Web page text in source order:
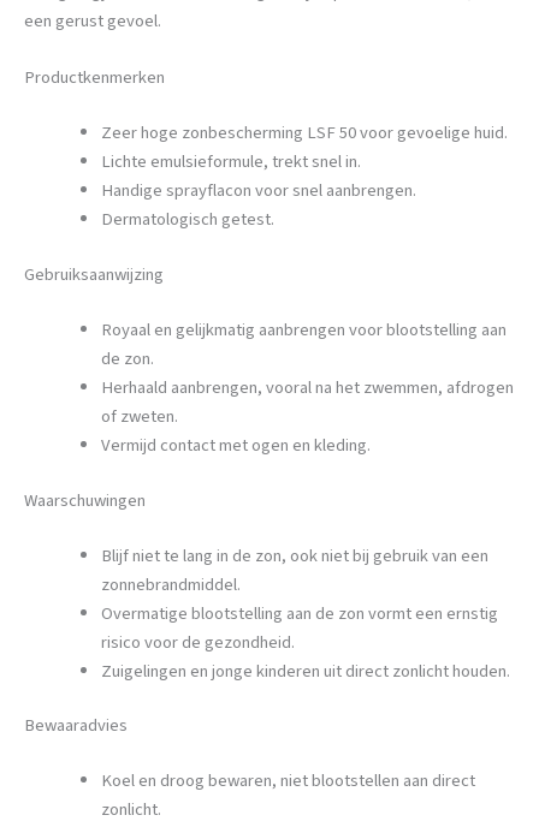
een gerust gevoel.
Productkenmerken
Zeer hoge zonbescherming LSF 50 voor gevoelige huid.
Lichte emulsieformule, trekt snel in.
Handige sprayflacon voor snel aanbrengen.
Dermatologisch getest.
Gebruiksaanwijzing
Royaal en gelijkmatig aanbrengen voor blootstelling aan
de zon.
Herhaald aanbrengen, vooral na het zwemmen, afdrogen
of zweten.
Vermijd contact met ogen en kleding.
Waarschuwingen
Blijf niet te lang in de zon, ook niet bij gebruik van een
zonnebrandmiddel.
Overmatige blootstelling aan de zon vormt een ernstig
risico voor de gezondheid.
Zuigelingen en jonge kinderen uit direct zonlicht houden.
Bewaaradvies
Koel en droog bewaren, niet blootstellen aan direct
zonlicht.